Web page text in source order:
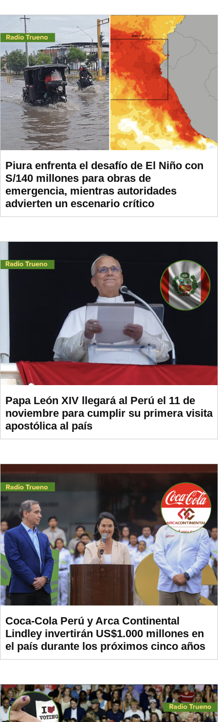
Piura enfrenta el desafío de El Niño con
S/140 millones para obras de
emergencia, mientras autoridades
advierten un escenario crítico
Papa León XIV llegará al Perú el 11 de
noviembre para cumplir su primera visita
apostólica al país
Coca-Cola Perú y Arca Continental
Lindley invertirán US$1.000 millones en
el país durante los próximos cinco años